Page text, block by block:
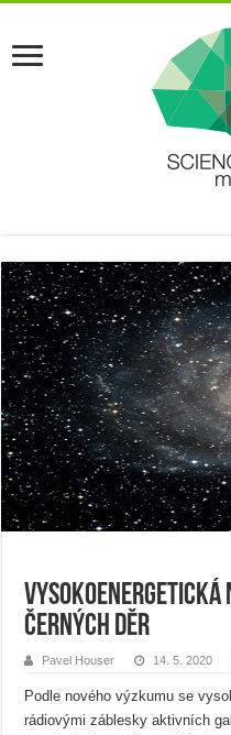
Vysokoenergetická
černých děr
Pavel Houser 14. 5. 2020
Podle nového výzkumu se
rádiovými záblesky aktivních